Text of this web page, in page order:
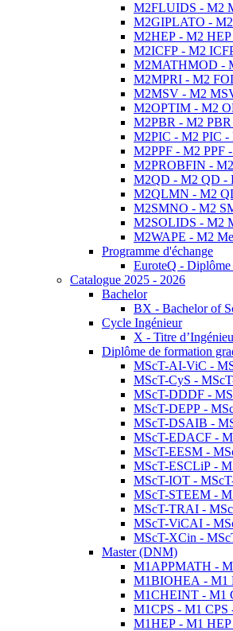
M2FLUIDS - M2
M2GIPLATO - M2
M2HEP - M2 HEP
M2ICFP - M2
M2MATHMOD -
M2MPRI - M2
M2MSV - M2
M2OPTIM - M2
M2PBR - M2 PBR
M2PIC - M2 PIC -
M2PPF - M2 PPF -
M2PROBFIN - M2
M2QD - M2 QD -
M2QLMN - M2
M2SMNO - M2
M2SOLIDS - M2
M2WAPE - M2
Programme d'échange
EuroteQ - Diplôme
Catalogue 2025 - 2026
Bachelor
BX - Bachelor of
Cycle Ingénieur
X - Titre
Diplôme de formation
MScT-AI-ViC -
MScT-CyS -
MScT-DDDF -
MScT-DEPP -
MScT-DSAIB -
MScT-EDACF -
MScT-EESM -
MScT-ESCLiP -
MScT-IOT -
MScT-STEEM -
MScT-TRAI -
MScT-ViCAI -
MScT-XCin -
Master (DNM)
M1APPMATH -
M1BIOHEA - M1
M1CHEINT - M1
M1CPS - M1 CPS
M1HEP - M1 HEP